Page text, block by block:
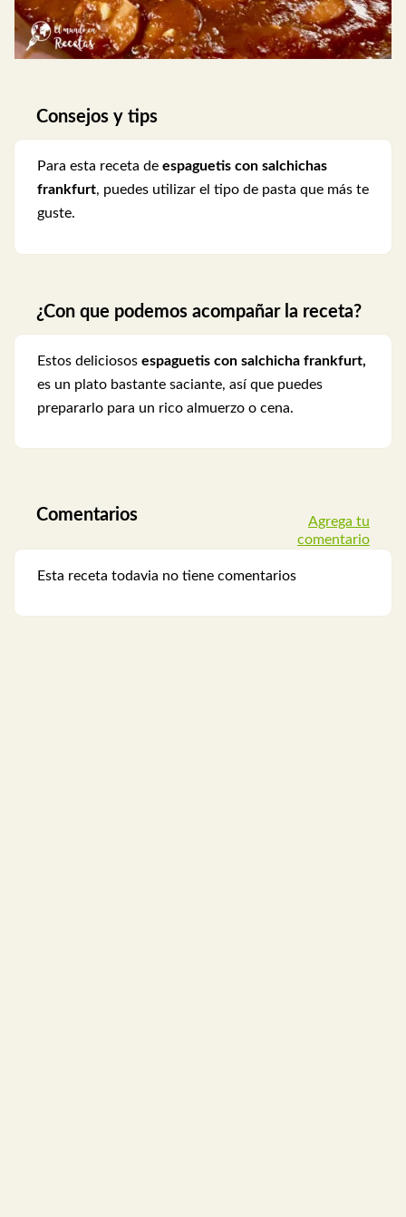
Consejos y tips
Para esta receta de espaguetis con salchichas
frankfurt, puedes utilizar el tipo de pasta que más te
guste.
¿Con que podemos acompañar la receta?
Estos deliciosos espaguetis con salchicha frankfurt,
es un plato bastante saciante, así que puedes
prepararlo para un rico almuerzo o cena.
Comentarios
Agrega tu
comentario
Esta receta todavia no tiene comentarios